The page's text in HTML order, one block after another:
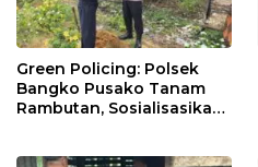
Green Policing: Polsek
Bangko Pusako Tanam
Rambutan, Sosialisasikan